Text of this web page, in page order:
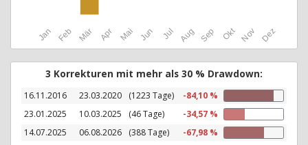
Jan Feb Mär Apr Mai Jun Jul Aug Sep Okt Nov Dez
3 Korrekturen mit mehr als 30 % Drawdown:
16.11.2016 23.03.2020 (1223 Tage)
-84,10 %
23.01.2025
10.03.2025 (46 Tage)
-34,57 %
14.07.2025
06.08.2026 (388 Tage) -67,98 %